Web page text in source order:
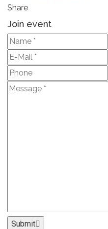
Share
Join event
Submit